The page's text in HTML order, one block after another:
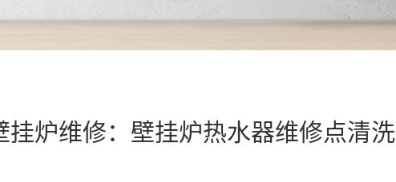
炉维修：壁挂炉热水器维修点清洗